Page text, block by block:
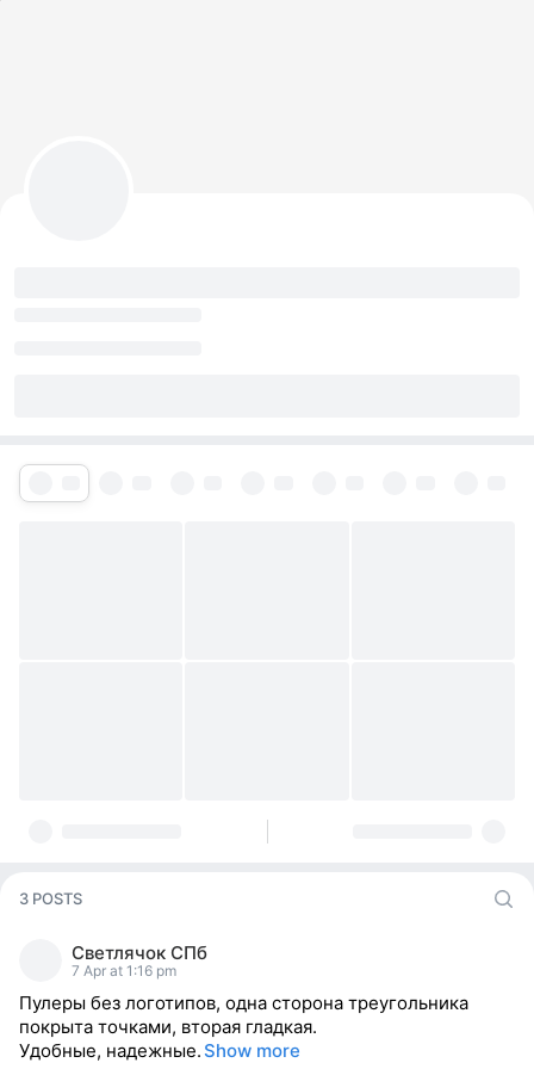
3 POSTS
Светлячок СПб
7 Apr at 1:16 pm
Пулеры без логотипов, одна сторона треугольника
покрыта точками, вторая гладкая.
Удобные, надежные.Show more